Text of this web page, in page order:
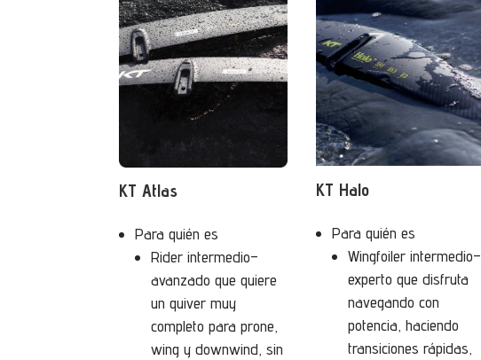
KT Atlas
Para quién es
Rider intermedio–
avanzado que quiere
un quiver muy
completo para prone,
wing y downwind, sin
KT Halo
Para quién es
Wingfoiler intermedio–
experto que disfruta
navegando con
potencia, haciendo
transiciones rápidas,